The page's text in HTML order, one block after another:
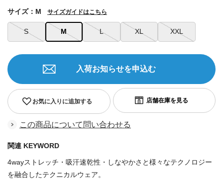
S M L XL XXL
サイズ：M サイズガイドはこちら
お気に入りに追加する
入荷お知らせを申込む
この商品について問い合わせる
関連 KEYWORD
4wayストレッチ・吸汗速乾性・しなやかさと様々なテクノロジー
を融合したテクニカルウェア。